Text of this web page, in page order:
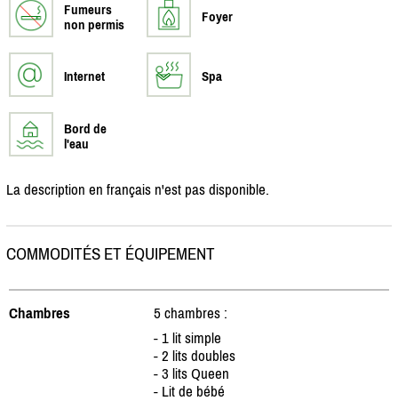
Fumeurs
non permis
Foyer
Internet Spa
Bord de
l'eau
La description en français n'est pas disponible.
COMMODITÉS ET ÉQUIPEMENT
Chambres
5 chambres :
- 1 lit simple
- 2 lits doubles
- 3 lits Queen
- Lit de bébé